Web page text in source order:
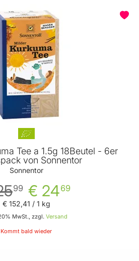
Tee a 1.5g 18Beutel - 6er
von Sonnentor
Sonnentor
€ 2469
99
MwSt., zzgl. Versand
€ 152,41 / 1 kg
Kommt bald wieder